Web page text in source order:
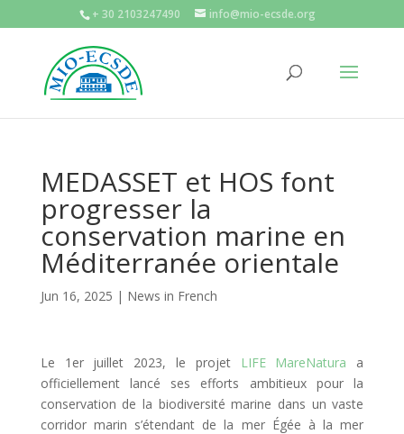
+ 30 2103247490 info@mio-ecsde.org
MEDASSET et HOS font
progresser la
conservation marine en
Méditerranée orientale
Jun 16, 2025 | News in French
Le 1er juillet 2023, le projet LIFE MareNatura a
officiellement lancé ses efforts ambitieux pour la
conservation de la biodiversité marine dans un vaste
corridor marin s’étendant de la mer Égée à la mer